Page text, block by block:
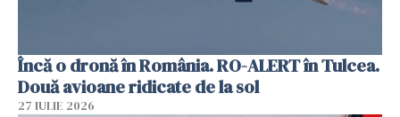
Încă o dronă în România. RO-ALERT în Tulcea.
Două avioane ridicate de la sol
27 IULIE 2026